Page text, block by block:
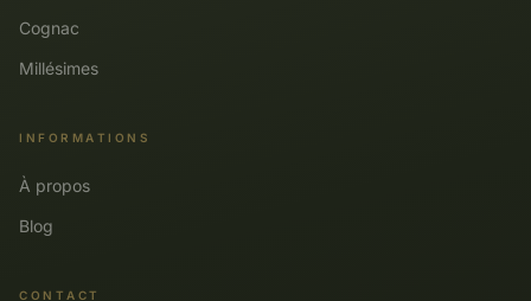
Cognac
Millésimes
INFORMATIONS
À propos
Blog
CONTACT